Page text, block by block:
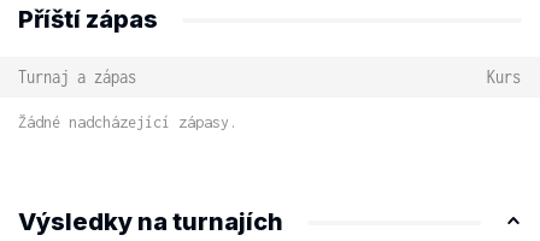
Příští zápas
Turnaj a zápas Kurs
Žádné nadcházející zápasy.
Výsledky na turnajích